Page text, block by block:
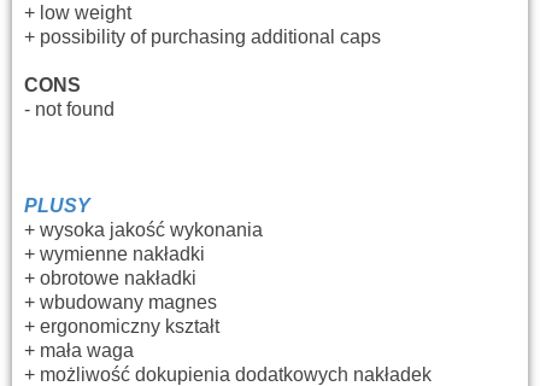
+ low weight
+ possibility of purchasing additional caps
CONS
- not found
PLUSY
+ wysoka jakość wykonania
+ wymienne nakładki
+ obrotowe nakładki
+ wbudowany magnes
+ ergonomiczny kształt
+ mała waga
+ możliwość dokupienia dodatkowych nakładek